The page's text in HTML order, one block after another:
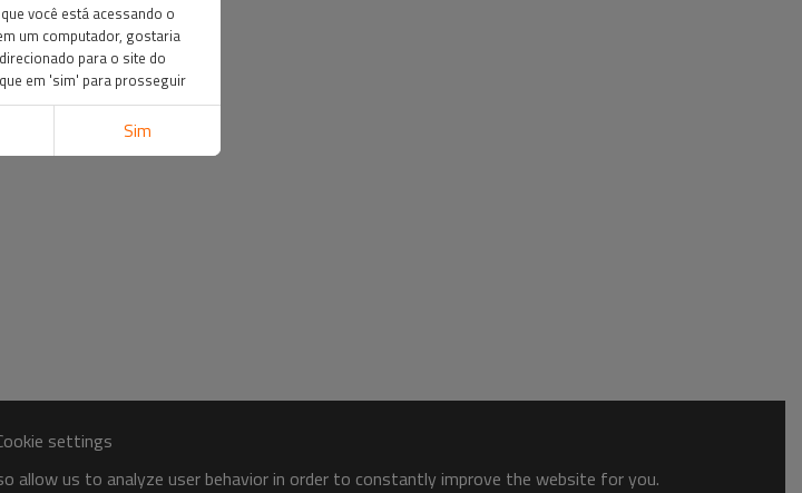
settings
allow us to analyze user behavior in order to constantly improve the website for you.
você está acessando o
um computador, gostaria
para o site do
em 'sim' para prosseguir
Sim